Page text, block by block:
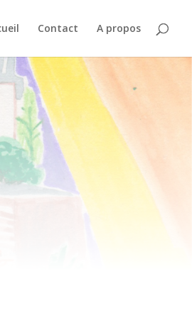
Contact A propos